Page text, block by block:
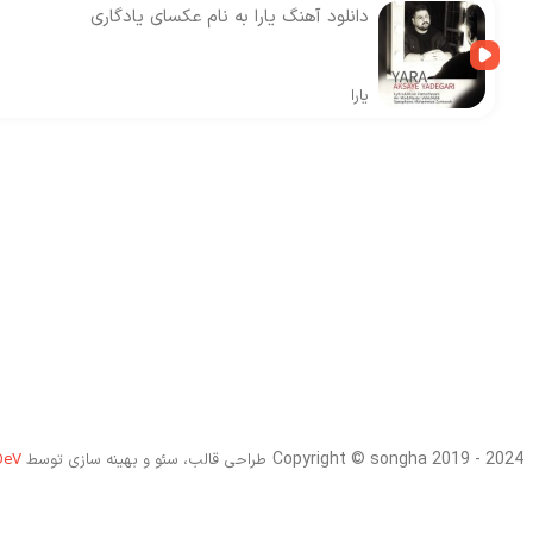
دانلود آهنگ یارا به نام عکسای یادگاری
یارا
Copyright © songha 2019 - 2024 طراحی قالب، سئو و بهینه سازی توسط